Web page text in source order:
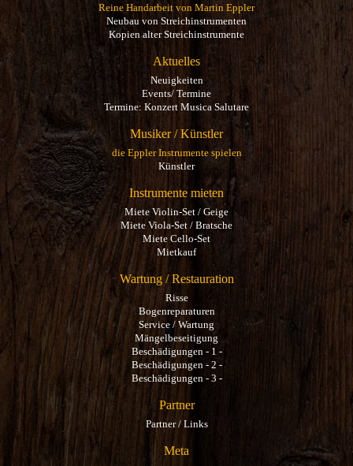
Reine Handarbeit von Martin Eppler
Neubau von Streichinstrumenten
Kopien alter Streichinstrumente
Aktuelles
Neuigkeiten
Events/ Termine
Termine: Konzert Musica Salutare
Musiker / Künstler
die Eppler Instrumente spielen
Künstler
Instrumente mieten
Miete Violin-Set / Geige
Miete Viola-Set / Bratsche
Miete Cello-Set
Mietkauf
Wartung / Restauration
Risse
Bogenreparaturen
Service / Wartung
Mängelbeseitigung
Beschädigungen - 1 -
Beschädigungen - 2 -
Beschädigungen - 3 -
Partner
Partner / Links
Meta